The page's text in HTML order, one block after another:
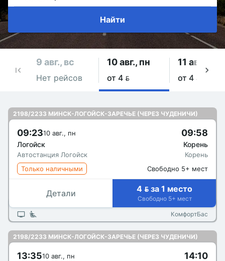
Найти
9 авг., вс
Нет рейсов
10 авг., пн
от 4 
11 авг., вт
от 4 
2198/2233 МИНСК-ЛОГОЙСК-ЗАРЕЧЬЕ (ЧЕРЕЗ ЧУДЕНИЧИ)
09:2310 авг., пн
Логойск
Автостанция Логойск
09:58
Корень
Корень
Только наличными
Свободно 5+ мест
Детали 4  за 1 место
Свободно 5+ мест
КомфортБас
2198/2233 МИНСК-ЛОГОЙСК-ЗАРЕЧЬЕ (ЧЕРЕЗ ЧУДЕНИЧИ)
13:3510 авг., пн 14:10